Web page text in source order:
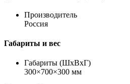
Производитель
Россия
Габариты и вес
Габариты (ШхВхГ)
300×700×300 мм